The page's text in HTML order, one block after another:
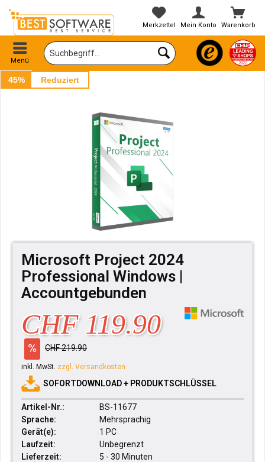
Warenkorb
Merkzettel Mein Konto
Menü
45% Reduziert
Microsoft Project 2024
Professional Windows |
Accountgebunden
CHF 119.90
CHF 219.90
inkl. MwSt. zzgl. Versandkosten
SOFORTDOWNLOAD + PRODUKTSCHLÜSSEL
Artikel-Nr.:
BS-11677
Sprache:
Mehrsprachig
Gerät(e):
1 PC
Laufzeit:
Unbegrenzt
Lieferzeit:
5 - 30 Minuten